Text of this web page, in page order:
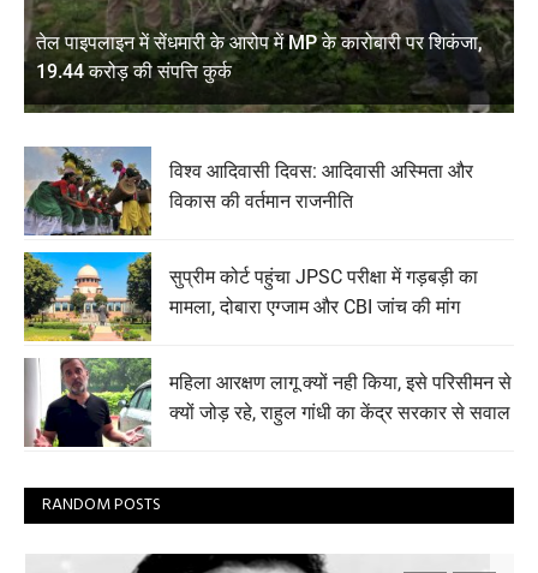
तेल पाइपलाइन में सेंधमारी के आरोप में MP के कारोबारी पर शिकंजा,
19.44 करोड़ की संपत्ति कुर्क
विश्व आदिवासी दिवस: आदिवासी अस्मिता और
विकास की वर्तमान राजनीति
सुप्रीम कोर्ट पहुंचा JPSC परीक्षा में गड़बड़ी का
मामला, दोबारा एग्जाम और CBI जांच की मांग
महिला आरक्षण लागू क्यों नही किया, इसे परिसीमन से
क्यों जोड़ रहे, राहुल गांधी का केंद्र सरकार से सवाल
RANDOM POSTS